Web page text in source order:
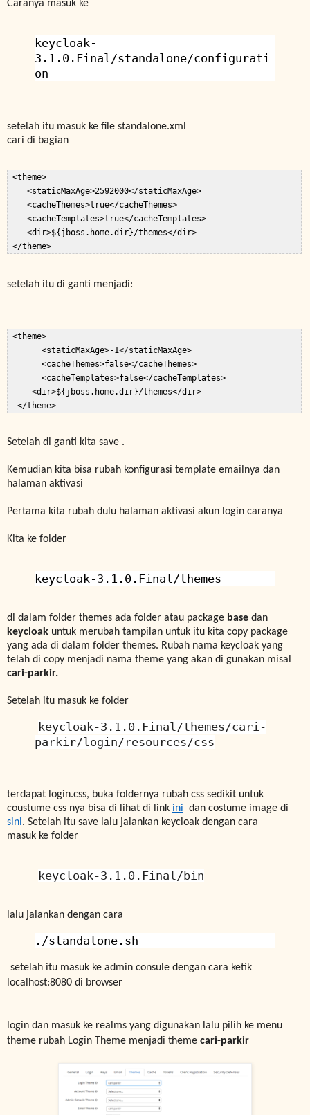
Caranya masuk ke
keycloak-
3.1.0.Final/standalone/configurati
on
setelah itu masuk ke file standalone.xml
cari di bagian
<theme>
    <staticMaxAge>2592000</staticMaxAge>
    <cacheThemes>true</cacheThemes>
    <cacheTemplates>true</cacheTemplates>
    <dir>${jboss.home.dir}/themes</dir>
</theme>
setelah itu di ganti menjadi:
<theme>
       <staticMaxAge>-1</staticMaxAge>
<cacheThemes>false</cacheThemes>
       <cacheTemplates>false</cacheTemplates>
     <dir>${jboss.home.dir}/themes</dir>
Setelah di ganti kita save .
Kemudian kita bisa rubah konfigurasi template emailnya dan
halaman aktivasi
Pertama kita rubah dulu halaman aktivasi akun login caranya
Kita ke folder
keycloak-3.1.0.Final/themes
di dalam folder themes ada folder atau package base dan
keycloak untuk merubah tampilan untuk itu kita copy package
yang ada di dalam folder themes. Rubah nama keycloak yang
telah di copy menjadi nama theme yang akan di gunakan misal
cari-parkir.
Setelah itu masuk ke folder
keycloak-3.1.0.Final/themes/cari-
parkir/login/resources/css
terdapat login.css, buka foldernya rubah css sedikit untuk
coustume css nya bisa di lihat di link ini dan costume image di
sini. Setelah itu save lalu jalankan keycloak dengan cara
masuk ke folder
keycloak-3.1.0.Final/bin
lalu jalankan dengan cara
./standalone.sh
setelah itu masuk ke admin consule dengan cara ketik
localhost:8080 di browser
login dan masuk ke realms yang digunakan lalu pilih ke menu
theme rubah Login Theme menjadi theme cari-parkir